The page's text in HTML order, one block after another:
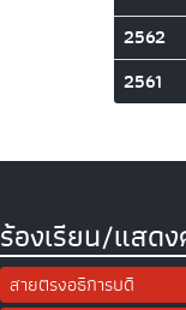
2562
2561
ร้องเรียน/แสด
สายตรงอธิการบดี